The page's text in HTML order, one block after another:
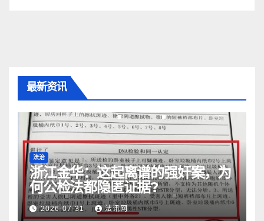
最新资讯
法治
浙江金华：​这起离谱的强奸案，为
何公检法都隐匿证据?
2026-07-31 法讯网